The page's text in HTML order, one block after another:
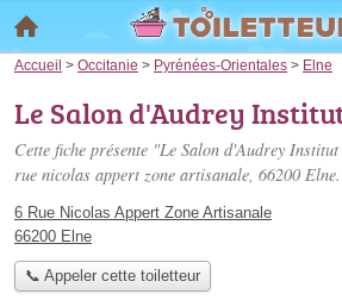
Accueil > Occitanie > Pyrénées-Orientales > Elne
Le Salon d'Audrey
Cette fiche présente "Le Salon d'Audrey
rue nicolas appert zone artisanale, 66200 Elne.
6 Rue Nicolas Appert Zone Artisanale
66200 Elne
📞 Appeler cette toiletteur